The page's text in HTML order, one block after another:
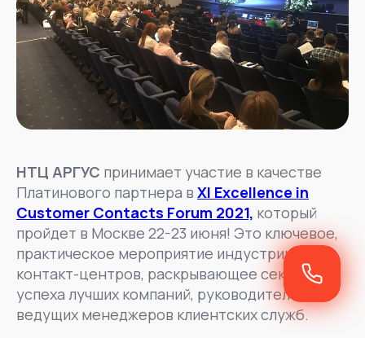
НТЦ АРГУС принимает участие в качестве
Платинового партнера в ХI Excellence in
Customer Contacts Forum 2021, который
пройдет в Москве 22-23 июня! Это ключевое,
практическое мероприятие индустрии
контакт-центров, раскрывающее секреты
успеха лучших компаний, руководителей и
ведущих менеджеров клиентских служб.